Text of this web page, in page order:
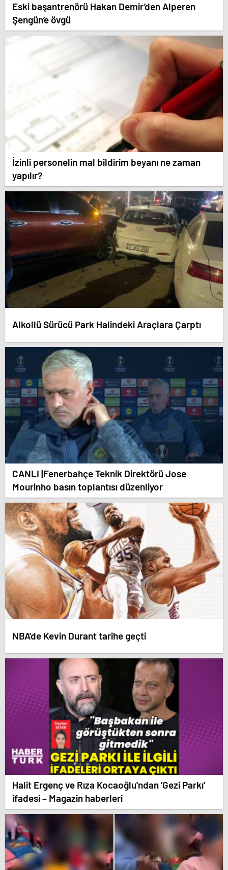
Eski başantrenörü Hakan Demir’den Alperen
Şengün’e övgü
İzinli personelin mal bildirim beyanı ne zaman
yapılır?
Alkollü Sürücü Park Halindeki Araçlara Çarptı
CANLI |Fenerbahçe Teknik Direktörü Jose
Mourinho basın toplantısı düzenliyor
NBA'de Kevin Durant tarihe geçti
Halit Ergenç ve Rıza Kocaoğlu'ndan 'Gezi Parkı'
ifadesi – Magazin haberleri